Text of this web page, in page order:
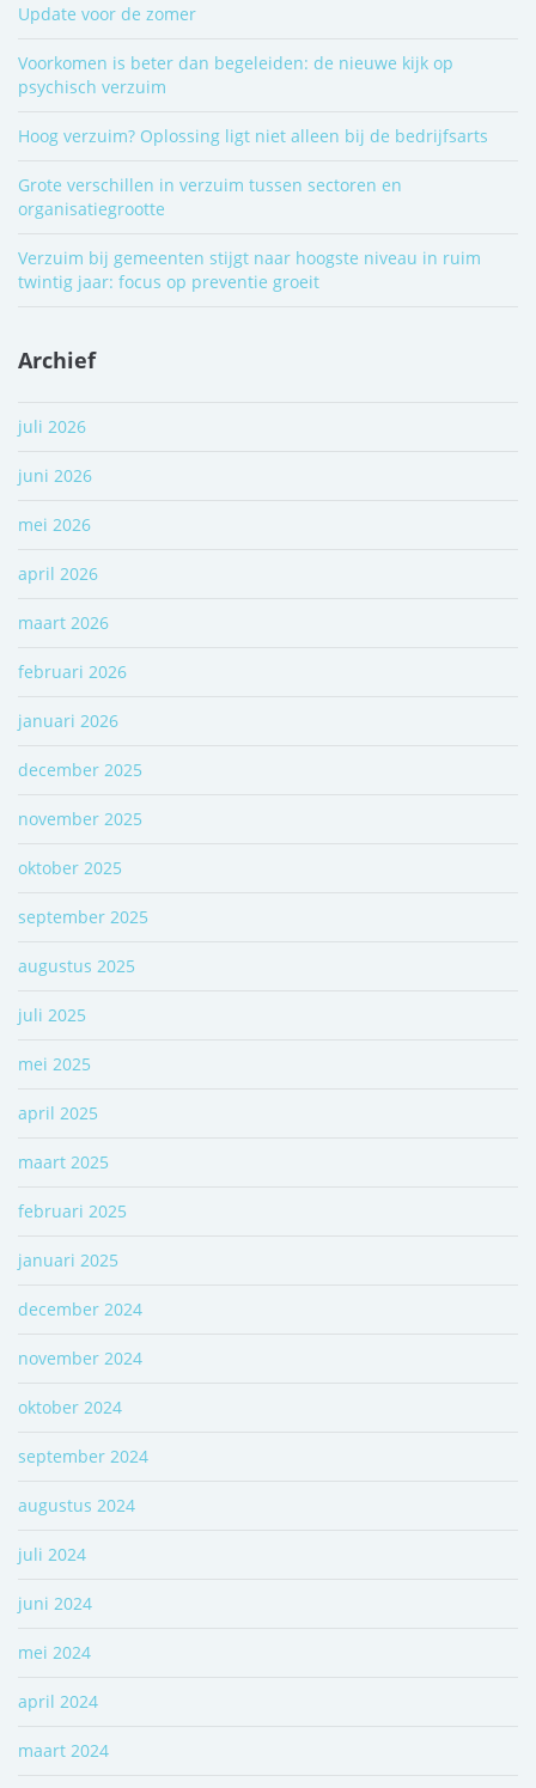
Update voor de zomer
Voorkomen is beter dan begeleiden: de nieuwe kijk op
psychisch verzuim
Hoog verzuim? Oplossing ligt niet alleen bij de bedrijfsarts
Grote verschillen in verzuim tussen sectoren en
organisatiegrootte
Verzuim bij gemeenten stijgt naar hoogste niveau in ruim
twintig jaar: focus op preventie groeit
Archief
juli 2026
juni 2026
mei 2026
april 2026
maart 2026
februari 2026
januari 2026
december 2025
november 2025
oktober 2025
september 2025
augustus 2025
juli 2025
mei 2025
april 2025
maart 2025
februari 2025
januari 2025
december 2024
november 2024
oktober 2024
september 2024
augustus 2024
juli 2024
juni 2024
mei 2024
april 2024
maart 2024